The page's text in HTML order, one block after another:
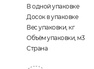
В одной упаковке
Досок в упаковке
Вес упаковки, кг
Объём упаковки, м3
Страна